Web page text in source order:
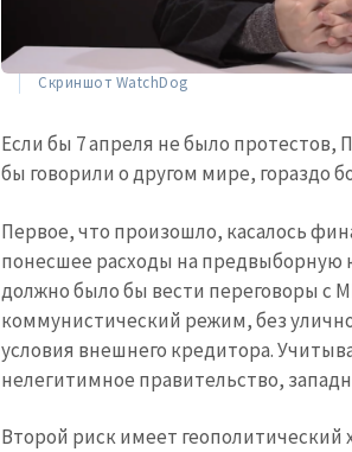
Скриншот WatchDog
Если бы 7 апреля не было протестов,
бы говорили о другом мире, гораздо
Первое, что произошло, касалось
понесшее расходы на предвыборную
должно было бы вести переговоры с
коммунистический режим, без
условия внешнего кредитора.
нелегитимное правительство,
Второй риск имеет геополитический
Текст новости